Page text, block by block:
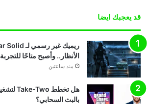
قد يعجبك ايضا
الأنظار.. وأصبح متاحًا للتجربة
منذ ساعتين
بالبث السحابي؟